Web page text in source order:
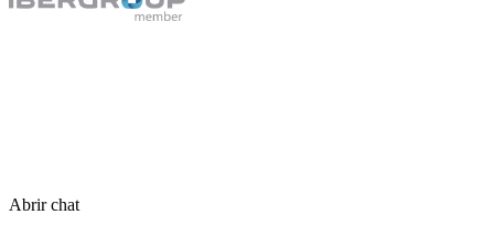
Abrir chat